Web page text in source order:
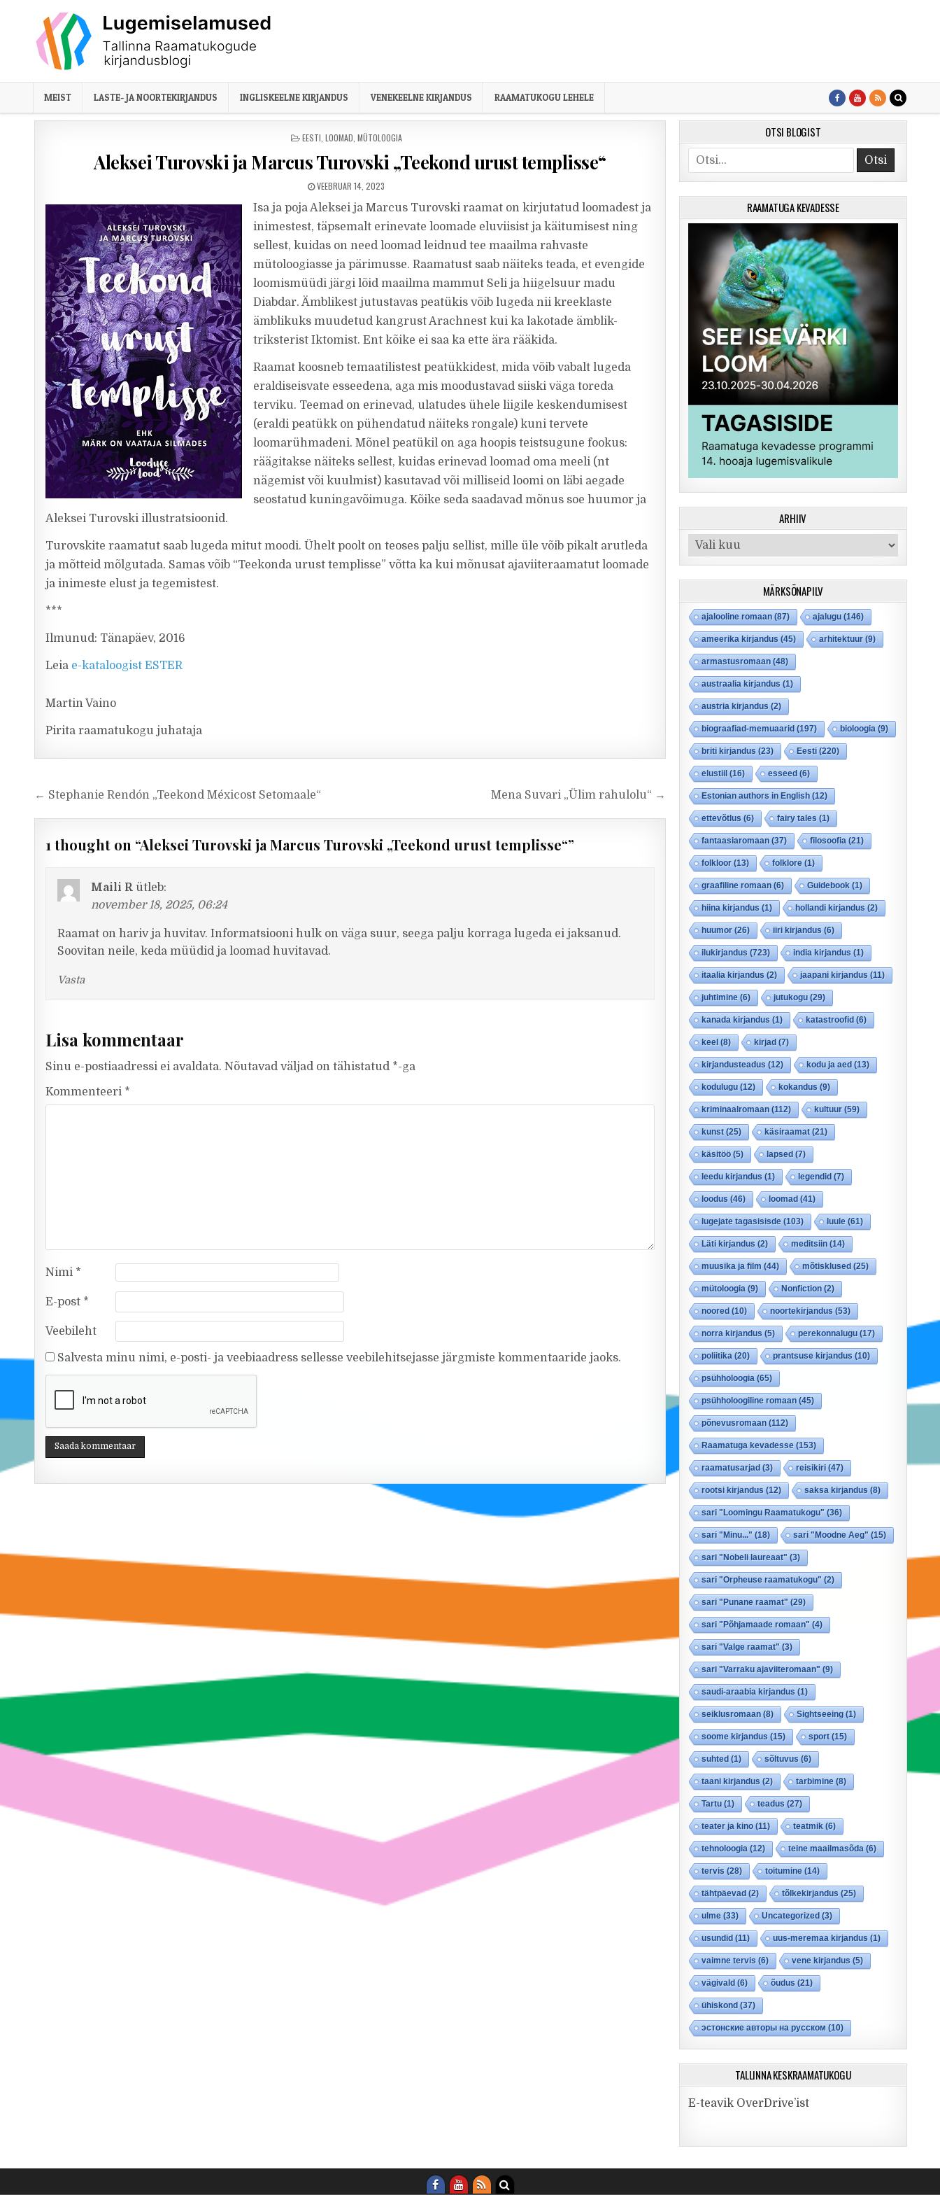
MEIST LASTE- JA NOORTEKIRJANDUS INGLISKEELNE KIRJANDUS VENEKEELNE KIRJANDUS RAAMATUKOGU LEHELE
POSTED IN
EESTI LOOMAD MÜTOLOOGIA
Aleksei Turovski ja Marcus Turovski „Teekond urust templisse“
PUBLISHED DATE:
VEEBRUAR 14, 2023
Isa ja poja Aleksei ja Marcus Turovski raamat on kirjutatud loomadest ja
inimestest, täpsemalt erinevate loomade eluviisist ja käitumisest ning
sellest, kuidas on need loomad leidnud tee maailma rahvaste
mütoloogiasse ja pärimusse. Raamatust saab näiteks teada, et evengide
loomismüüdi järgi lõid maailma mammut Seli ja hiigelsuur madu
Diabdar. Ämblikest jutustavas peatükis võib lugeda nii kreeklaste
ämblikuks muudetud kangrust Arachnest kui ka lakotade ämblik-
triksterist Iktomist. Ent kõike ei saa ka ette ära rääkida.
Raamat koosneb temaatilistest peatükkidest, mida võib vabalt lugeda
eraldiseisvate esseedena, aga mis moodustavad siiski väga toreda
terviku. Teemad on erinevad, ulatudes ühele liigile keskendumisest
(eraldi peatükk on pühendatud näiteks rongale) kuni tervete
loomarühmadeni. Mõnel peatükil on aga hoopis teistsugune fookus:
räägitakse näiteks sellest, kuidas erinevad loomad oma meeli (nt
nägemist või kuulmist) kasutavad või milliseid loomi on läbi aegade
seostatud kuningavõimuga. Kõike seda saadavad mõnus soe huumor ja
Aleksei Turovski illustratsioonid.
Turovskite raamatut saab lugeda mitut moodi. Ühelt poolt on teoses palju sellist, mille üle võib pikalt arutleda
ja mõtteid mõlgutada. Samas võib “Teekonda urust templisse” võtta ka kui mõnusat ajaviiteraamatut loomade
ja inimeste elust ja tegemistest.
***
Ilmunud: Tänapäev, 2016
Leia e-kataloogist ESTER
Martin Vaino
Pirita raamatukogu juhataja
Navigeerimine
← Stephanie Rendón „Teekond Méxicost Setomaale“ Mena Suvari „Ülim rahulolu“ →
1 thought on “Aleksei Turovski ja Marcus Turovski „Teekond urust templisse“”
Maili R ütleb:
november 18, 2025, 06:24
Raamat on hariv ja huvitav. Informatsiooni hulk on väga suur, seega palju korraga lugeda ei jaksanud.
Soovitan neile, keda müüdid ja loomad huvitavad.
Vasta
Lisa kommentaar
Sinu e-postiaadressi ei avaldata. Nõutavad väljad on tähistatud *-ga
Kommenteeri *
Nimi *
E-post *
Veebileht
Salvesta minu nimi, e-posti- ja veebiaadress sellesse veebilehitsejasse järgmiste kommentaaride jaoks.
OTSI BLOGIST
Search for:
RAAMATUGA KEVADESSE
ARHIIV
Arhiiv
MÄRKSÕNAPILV
ajalooline romaan(87) ajalugu(146)
ameerika kirjandus(45) arhitektuur(9)
armastusromaan(48)
austraalia kirjandus(1)
austria kirjandus(2)
biograafiad-memuaarid(197) bioloogia (9)
briti kirjandus(23) Eesti(220)
elustiil(16) esseed(6)
Estonian authors in English(12)
ettevõtlus(6) fairy tales(1)
fantaasiaromaan(37) filosoofia (21)
folkloor(13) folklore(1)
graafiline romaan(6) Guidebook(1)
hiina kirjandus(1) hollandi kirjandus(2)
huumor(26) iiri kirjandus(6)
ilukirjandus(723) india kirjandus(1)
itaalia kirjandus(2) jaapani kirjandus(11)
juhtimine(6) jutukogu(29)
kanada kirjandus(1) katastroofid(6)
keel(8) kirjad(7)
kirjandusteadus(12) kodu ja aed(13)
kodulugu(12) kokandus(9)
kriminaalromaan(112) kultuur(59)
kunst(25) käsiraamat(21)
käsitöö(5) lapsed(7)
leedu kirjandus(1) legendid(7)
loodus(46) loomad(41)
lugejate tagasisisde(103) luule(61)
Läti kirjandus(2) meditsiin(14)
muusika ja film (44) mõtisklused(25)
mütoloogia (9) Nonfiction(2)
noored(10) noortekirjandus(53)
norra kirjandus(5) perekonnalugu(17)
poliitika (20) prantsuse kirjandus(10)
psühholoogia (65)
psühholoogiline romaan(45)
põnevusromaan(112)
Raamatuga kevadesse(153)
raamatusarjad(3) reisikiri(47)
rootsi kirjandus(12) saksa kirjandus(8)
sari "Loomingu Raamatukogu"(36)
sari "Minu..."(18) sari "Moodne Aeg"(15)
sari "Nobeli laureaat"(3)
sari "Orpheuse raamatukogu"(2)
sari "Punane raamat"(29)
sari "Põhjamaade romaan"(4)
sari "Valge raamat"(3)
sari "Varraku ajaviiteromaan"(9)
saudi-araabia kirjandus(1)
seiklusromaan(8) Sightseeing(1)
soome kirjandus(15) sport(15)
suhted(1) sõltuvus(6)
taani kirjandus(2) tarbimine(8)
Tartu(1) teadus(27)
teater ja kino(11) teatmik(6)
tehnoloogia (12) teine maailmasõda (6)
tervis(28) toitumine(14)
tähtpäevad(2) tõlkekirjandus(25)
ulme(33) Uncategorized(3)
usundid(11) uus-meremaa kirjandus(1)
vaimne tervis(6) vene kirjandus(5)
vägivald(6) õudus(21)
ühiskond(37)
эстонские авторы на русском(10)
TALLINNA KESKRAAMATUKOGU
E-teavik OverDrive’ist